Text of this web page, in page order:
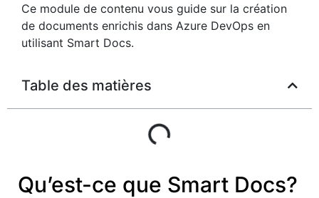
Ce module de contenu vous guide sur la création
de documents enrichis dans Azure DevOps en
utilisant Smart Docs.
Table des matières
Qu’est-ce que Smart Docs?